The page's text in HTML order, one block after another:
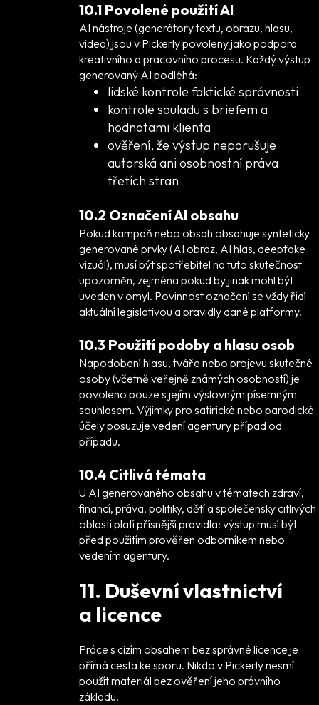
10.1 Povolené použití AI
AI nástroje (generátory textu, obrazu, hlasu,
videa) jsou v Pickerly povoleny jako podpora
kreativního a pracovního procesu. Každý výstup
generovaný AI podléhá:
lidské kontrole faktické správnosti
kontrole souladu s briefem a
hodnotami klienta
ověření, že výstup neporušuje
autorská ani osobnostní práva
třetích stran
10.2 Označení AI obsahu
Pokud kampaň nebo obsah obsahuje synteticky
generované prvky (AI obraz, AI hlas, deepfake
vizuál), musí být spotřebitel na tuto skutečnost
upozorněn, zejména pokud by jinak mohl být
uveden v omyl. Povinnost označení se vždy řídí
aktuální legislativou a pravidly dané platformy.
10.3 Použití podoby a hlasu osob
Napodobení hlasu, tváře nebo projevu skutečné
osoby (včetně veřejně známých osobností) je
povoleno pouze s jejím výslovným písemným
souhlasem. Výjimky pro satirické nebo parodické
účely posuzuje vedení agentury případ od
případu.
10.4 Citlivá témata
U AI generovaného obsahu v tématech zdraví,
financí, práva, politiky, dětí a společensky citlivých
oblastí platí přísnější pravidla: výstup musí být
před použitím prověřen odborníkem nebo
vedením agentury.
11. Duševní vlastnictví
a licence
Práce s cizím obsahem bez správné licence je
přímá cesta ke sporu. Nikdo v Pickerly nesmí
použít materiál bez ověření jeho právního
základu.